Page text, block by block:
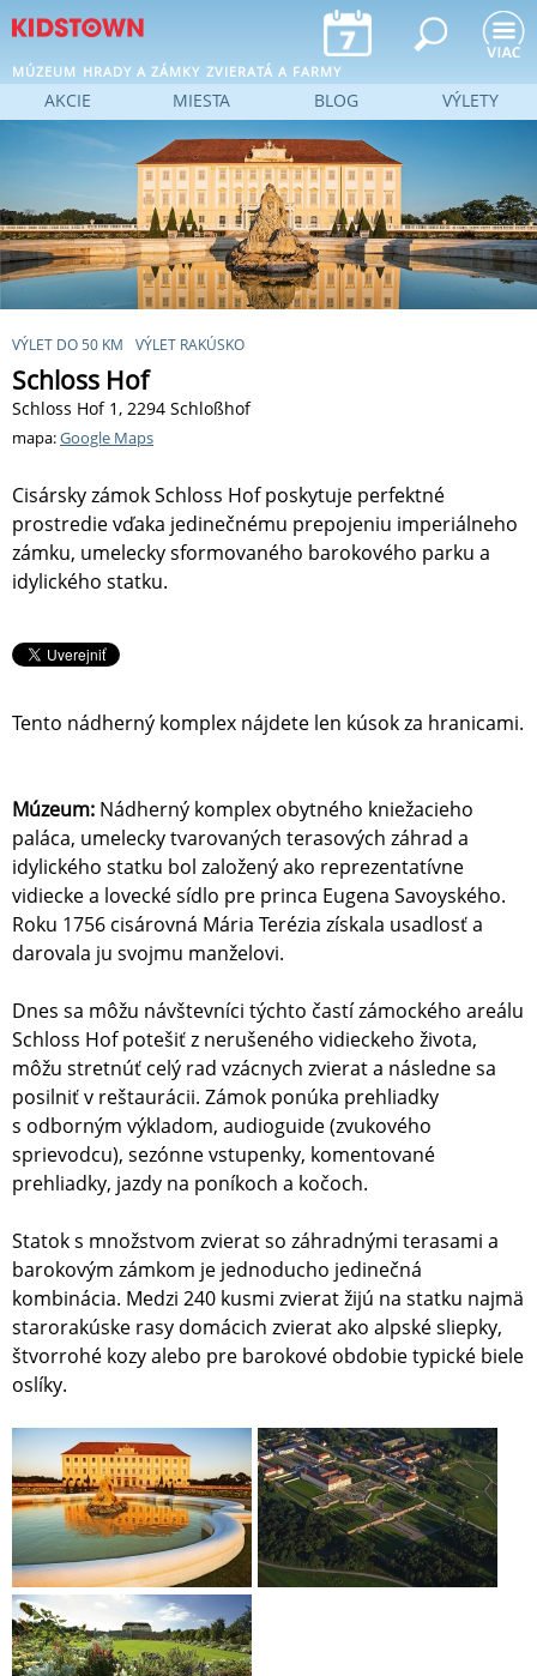
Jump to navigation
MÚZEUM HRADY A ZÁMKY ZVIERATÁ A FARMY
VÝLET DO 50 KM VÝLET RAKÚSKO
Schloss Hof
Schloss Hof 1, 2294 Schloßhof
mapa:Google Maps
Cisársky zámok Schloss Hof poskytuje perfektné
prostredie vďaka jedinečnému prepojeniu imperiálneho
zámku, umelecky sformovaného barokového parku a
idylického statku.
Tento nádherný komplex nájdete len kúsok za hranicami.
Múzeum: Nádherný komplex obytného kniežacieho
paláca, umelecky tvarovaných terasových záhrad a
idylického statku bol založený ako reprezentatívne
vidiecke a lovecké sídlo pre princa Eugena Savoyského.
Roku 1756 cisárovná Mária Terézia získala usadlosť a
darovala ju svojmu manželovi.
Dnes sa môžu návštevníci týchto častí zámockého areálu
Schloss Hof potešiť z nerušeného vidieckeho života,
môžu stretnúť celý rad vzácnych zvierat a následne sa
posilniť v reštaurácii. Zámok ponúka prehliadky
s odborným výkladom, audioguide (zvukového
sprievodcu), sezónne vstupenky, komentované
prehliadky, jazdy na poníkoch a kočoch.
Statok s množstvom zvierat so záhradnými terasami a
barokovým zámkom je jednoducho jedinečná
kombinácia. Medzi 240 kusmi zvierat žijú na statku najmä
starorakúske rasy domácich zvierat ako alpské sliepky,
štvorrohé kozy alebo pre barokové obdobie typické biele
oslíky.
AKCIE MIESTA BLOG VÝLETY